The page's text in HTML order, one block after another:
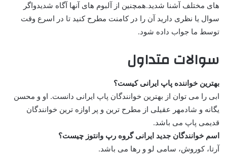
های مختلف آشنا شدید.همچنین از آلبوم های آنها آگاه شدیدواگر
سوال یا نظری دارید آن را در کامنت مطرح کنید تا در اسرع وقت
توسط ما جواب داده شود.
سوالات متداول
بهترین خواننده پاپ ایرانی کیست؟
ابی را می توان از بهترین خوانندگان پاپ ایرانی دانست. او و محسن
یگانه و شادمهر عقیلی از مطرح ترین و پر اوازه ترین خوانندگان
قدیمی پاپ می باشد.
اسم خوانندگان جدید ایرانی گروه رپ وانتوز چیست؟
آرتا، کوروش، سامی لو و رها می باشد.